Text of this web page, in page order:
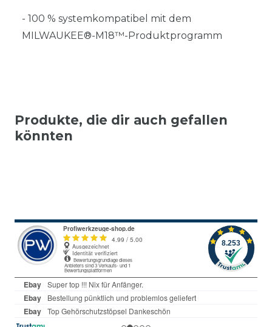
- 100 % systemkompatibel mit dem
MILWAUKEE®-M18™-Produktprogramm
Produkte, die dir auch gefallen
könnten